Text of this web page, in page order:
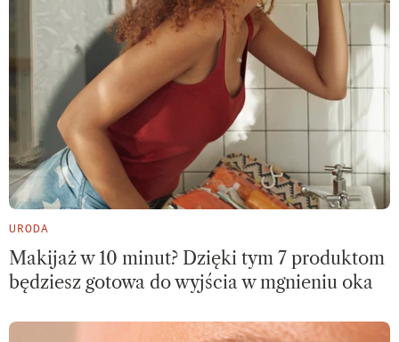
URODA
Makijaż w 10 minut? Dzięki tym 7 produktom
będziesz gotowa do wyjścia w mgnieniu oka